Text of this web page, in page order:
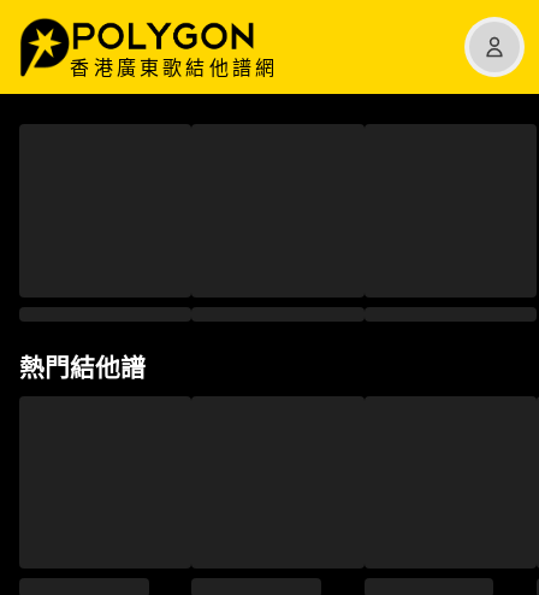
香港廣東歌結他譜網
熱門結他譜